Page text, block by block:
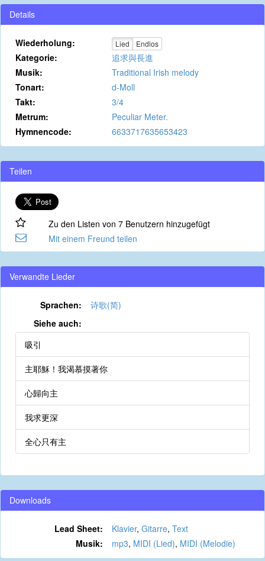
Details
Wiederholung: Lied Endlos
Kategorie:
追求與長進
Musik:
Traditional Irish melody
Tonart:
d-Moll
Takt:
3/4
Metrum:
Peculiar Meter.
Hymnencode:
6633717635653423
Teilen
Zu den Listen von 7 Benutzern hinzugefügt
Mit einem Freund teilen
Verwandte Lieder
Sprachen:
诗歌(简)
Siehe auch:
吸引
主耶穌！我渴慕摸著你
心歸向主
我求更深
全心只有主
Downloads
Lead Sheet: Klavier, Gitarre, Text
Musik:
mp3, MIDI (Lied), MIDI (Melodie)